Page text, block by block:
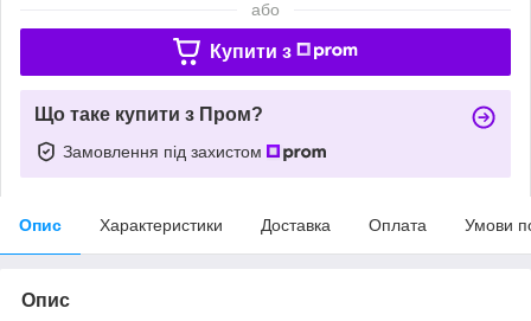
або
Купити з
Що таке купити з Пром?
Замовлення під захистом
Опис Характеристики Доставка Оплата Умови
Опис